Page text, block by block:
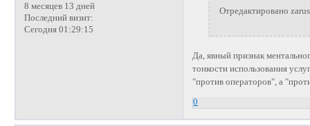
8 месяцев 13 дней
Последний визит:
Сегодня 01:29:15
Отредактировано
Да, явный признак
тонкости использования
"против операторов", а
0